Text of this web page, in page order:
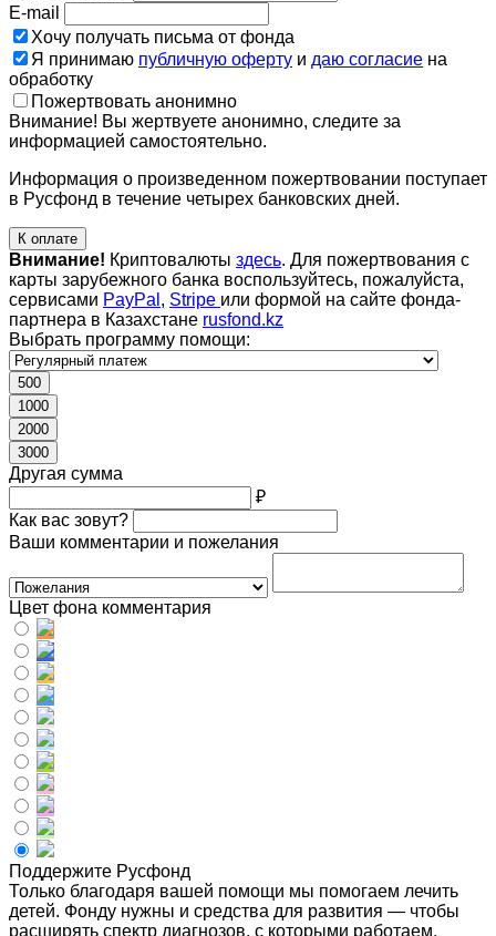
E-mail
Хочу получать письма от фонда
Я принимаю публичную оферту и даю согласие на
обработку
Пожертвовать анонимно
Внимание! Вы жертвуете анонимно, следите за
информацией самостоятельно.
Информация о произведенном пожертвовании поступает
в Русфонд в течение четырех банковских дней.
К оплате
Внимание! Криптовалюты здесь. Для пожертвования с
карты зарубежного банка воспользуйтесь, пожалуйста,
сервисами PayPal , Stripe или формой на сайте фонда-
партнера в Казахстане rusfond.kz
Выбрать программу помощи:
500
1000
2000
3000
Другая сумма
₽
Как вас зовут?
Ваши комментарии и пожелания
Цвет фона комментария
Поддержите Русфонд
Только благодаря вашей помощи мы помогаем лечить
детей. Фонду нужны и средства для развития — чтобы
расширять спектр диагнозов, с которыми работаем,